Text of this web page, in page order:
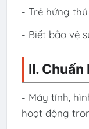
- Trẻ hứng
- Biết bảo vệ
II. Chuẩn
- Máy tính,
hoạt động